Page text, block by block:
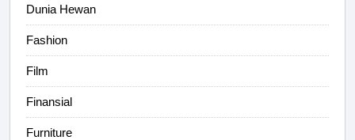
Dunia Hewan
Fashion
Film
Finansial
Furniture